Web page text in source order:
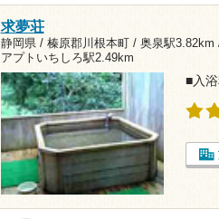
求夢荘
静岡県 / 榛原郡川根本町 / 奥泉駅3.82km
アプトいちしろ駅2.49km
■入